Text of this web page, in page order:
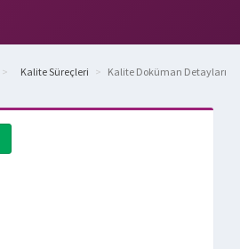
Kalite Süreçleri Kalite Doküman Detayları